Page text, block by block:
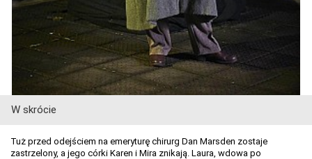
W skrócie
Tuż przed odejściem na emeryturę chirurg Dan Marsden zostaje
zastrzelony, a jego córki Karen i Mira znikają. Laura, wdowa po